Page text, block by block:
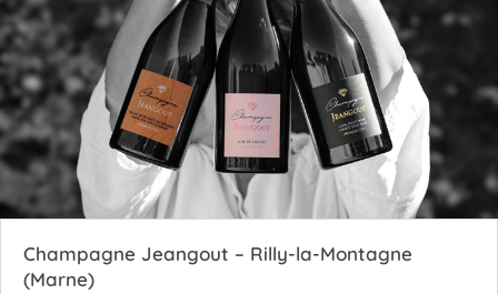
Champagne Jeangout – Rilly-la-Montagne
(Marne)